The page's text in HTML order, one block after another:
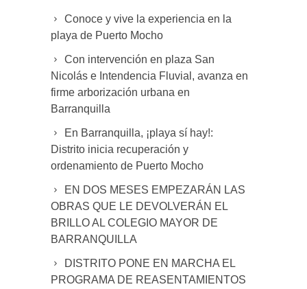
Conoce y vive la experiencia en la
playa de Puerto Mocho
Con intervención en plaza San
Nicolás e Intendencia Fluvial, avanza en
firme arborización urbana en
Barranquilla
En Barranquilla, ¡playa sí hay!:
Distrito inicia recuperación y
ordenamiento de Puerto Mocho
EN DOS MESES EMPEZARÁN LAS
OBRAS QUE LE DEVOLVERÁN EL
BRILLO AL COLEGIO MAYOR DE
BARRANQUILLA
DISTRITO PONE EN MARCHA EL
PROGRAMA DE REASENTAMIENTOS